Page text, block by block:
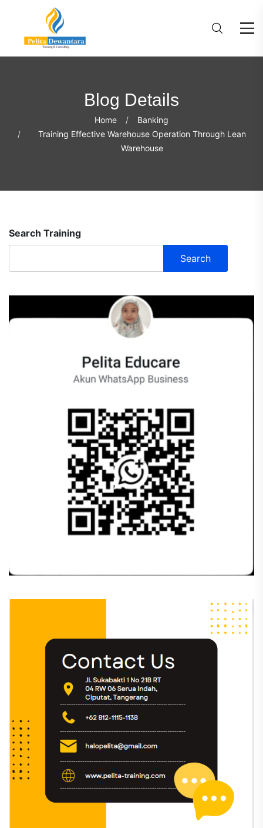
Blog Details
Home
Banking
Training Effective Warehouse Operation Through Lean
Warehouse
Search Training
Search